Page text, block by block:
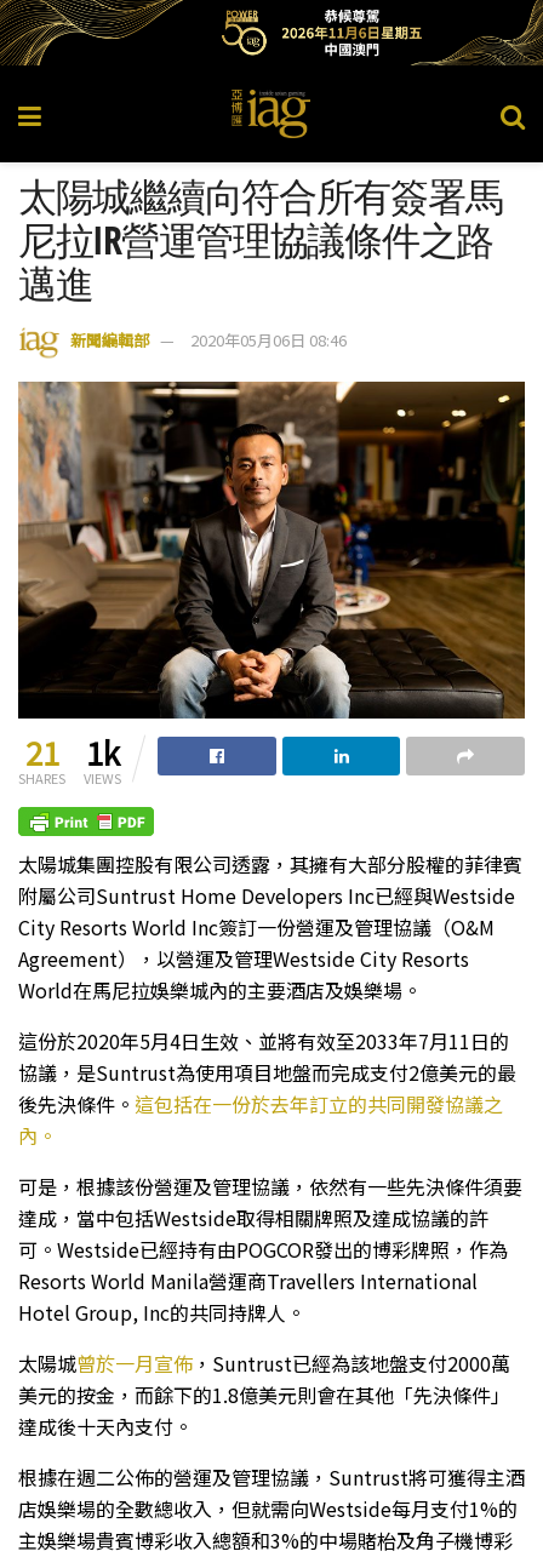
太陽城繼續向符合所有簽署馬
尼拉IR營運管理協議條件之路
邁進
新聞編輯部 2020年05月06日 08:46
21
SHARES
1k
VIEWS
太陽城集團控股有限公司透露，其擁有大部分股權的菲律賓
附屬公司Suntrust Home Developers Inc已經與Westside
City Resorts World Inc簽訂一份營運及管理協議（O&M
Agreement），以營運及管理Westside City Resorts
World在馬尼拉娛樂城內的主要酒店及娛樂場。
這份於2020年5月4日生效、並將有效至2033年7月11日的
協議，是Suntrust為使用項目地盤而完成支付2億美元的最
後先決條件。 這包括在一份於去年訂立的共同開發協議之
內。
可是，根據該份營運及管理協議，依然有一些先決條件須要
達成，當中包括Westside取得相關牌照及達成協議的許
可。Westside已經持有由POGCOR發出的博彩牌照，作為
Resorts World Manila營運商Travellers International
Hotel Group, Inc的共同持牌人。
太陽城曾於一月宣佈 ，Suntrust已經為該地盤支付2000萬
美元的按金，而餘下的1.8億美元則會在其他「先決條件」
達成後十天內支付。
根據在週二公佈的營運及管理協議，Suntrust將可獲得主酒
店娛樂場的全數總收入，但就需向Westside每月支付1%的
主娛樂場貴賓博彩收入總額和3%的中場賭枱及角子機博彩